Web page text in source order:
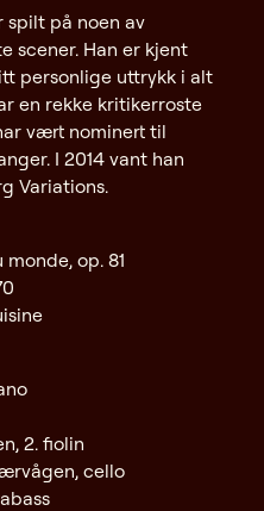
spilt på noen av
scener. Han er kjent
personlige uttrykk i alt
en rekke kritikerroste
vært nominert til
I 2014 vant han
Variations.
op. 81
2. fiolin
cello